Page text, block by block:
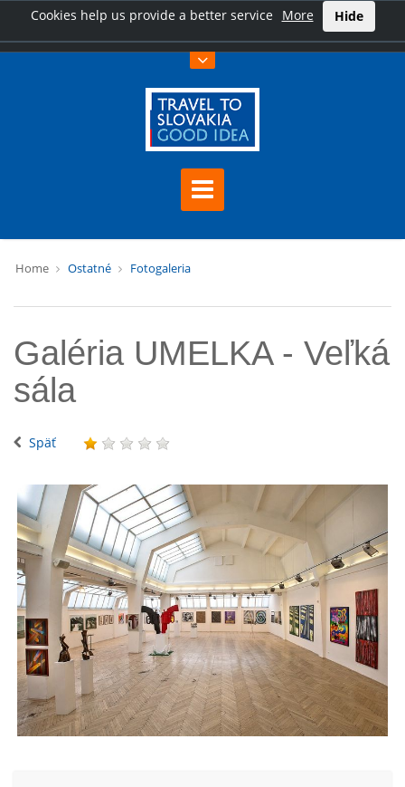
Cookies help us provide a better service More Hide
Home Ostatné Fotogaleria
Galéria UMELKA - Veľká
sála
Späť